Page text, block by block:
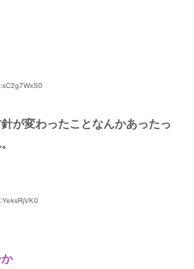
が変わったことなんかあったっ